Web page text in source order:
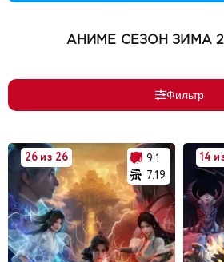
АНИМЕ СЕЗОН ЗИМА
Фильтр
26 из 26
9.1
7.19
14